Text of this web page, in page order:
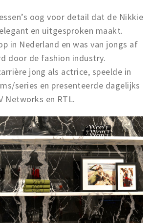
oog voor detail dat de Nikkie
en uitgesproken maakt.
in Nederland en was van jongs af
door de fashion industry.
jong als actrice, speelde in
series en presenteerde dagelijks
Networks en RTL.